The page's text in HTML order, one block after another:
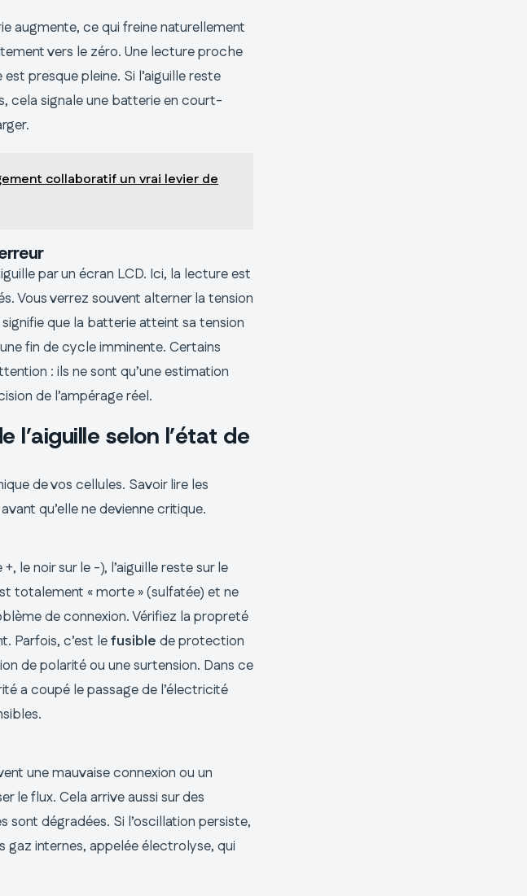
augmente, ce qui freine naturellement
vers le zéro. Une lecture proche
presque pleine. Si l’aiguille reste
cela signale une batterie en court-
collaboratif un vrai levier de
par un écran LCD. Ici, la lecture est
Vous verrez souvent alterner la tension
signifie que la batterie atteint sa tension
fin de cycle imminente. Certains
: ils ne sont qu’une estimation
de l’ampérage réel.
l’aiguille selon l’état de
de vos cellules. Savoir lire les
qu’elle ne devienne critique.
le noir sur le -), l’aiguille reste sur le
totalement « morte » (sulfatée) et ne
de connexion. Vérifiez la propreté
Parfois, c’est lefusible de protection
de polarité ou une surtension. Dans ce
a coupé le passage de l’électricité
une mauvaise connexion ou un
le flux. Cela arrive aussi sur des
dégradées. Si l’oscillation persiste,
internes, appelée électrolyse, qui